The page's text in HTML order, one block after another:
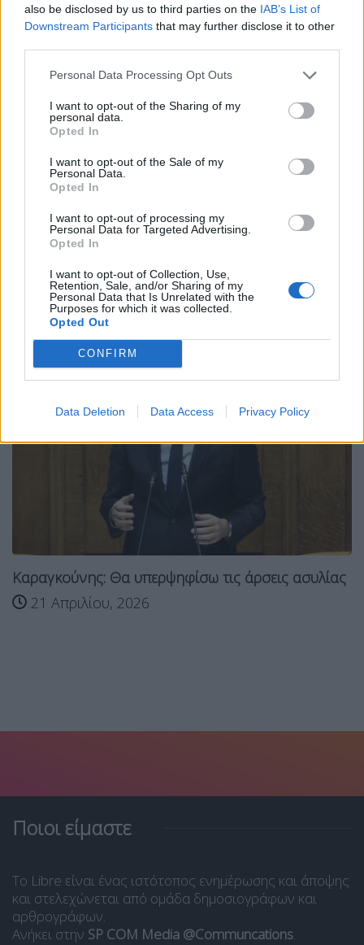
also be disclosed by us to third parties on the IAB’s List of
Downstream Participants that may further disclose it to other
Personal Data Processing Opt Outs
I want to opt-out of the Sharing of my
personal data.
Opted In
I want to opt-out of the Sale of my
Personal Data.
Opted In
I want to opt-out of processing my
Personal Data for Targeted Advertising.
Opted In
I want to opt-out of Collection, Use,
Retention, Sale, and/or Sharing of my
Personal Data that Is Unrelated with the
Purposes for which it was collected.
Opted Out
CONFIRM
Data Deletion Data Access Privacy Policy
«Είμαι σε θέση να παρουσιάσω όλα τα απαραίτητα
στοιχεία αύριο στους συναδέλφους μου και θα
αναφερθώ στους προβληματισμούς για το ρόλο
του βουλευτή», τόνισε.
Facebook Share on X Bluesky
Tags: άρσεις ασυλίας
Σχετικά Άρθρα
Καραγκούνης: Θα υπερψηφίσω τις άρσεις ασυλίας
21 Απριλίου, 2026
Ποιοι είμαστε
Το Libre είναι ένας ιστότοπος ενημέρωσης και άποψης
και στελεχώνεται από ομάδα δημοσιογράφων και
αρθρογράφων.
Ανήκει στην SP COM Media @Communcations.